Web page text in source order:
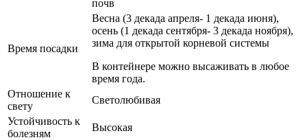
почв
Время посадки
Весна (3 декада апреля- 1 декада июня),
осень (1 декада сентября- 3 декада ноября),
зима для открытой корневой системы
В контейнере можно высаживать в любое
время года.
Отношение к
свету
Светолюбивая
Устойчивость к
болезням
Высокая